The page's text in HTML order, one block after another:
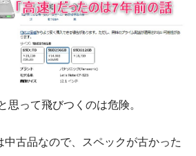
思って飛びつくのは危険。
古品なので、スペックが古かった